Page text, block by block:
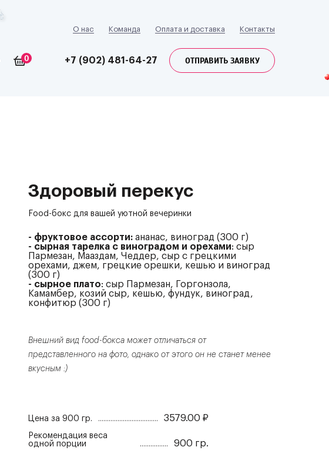
0
О нас Команда Оплата и доставка Контакты
+7 (902) 481-64-27 ОТПРАВИТЬ ЗАЯВКУ
Здоровый перекус
Food-бокс для вашей уютной вечеринки
- фруктовое ассорти: ананас, виноград (300 г)
- сырная тарелка с виноградом и орехами: сыр
Пармезан, Мааздам, Чеддер, сыр с грецкими
орехами, джем, грецкие орешки, кешью и виноград
(300 г)
- сырное плато: сыр Пармезан, Горгонзола,
Камамбер, козий сыр, кешью, фундук, виноград,
конфитюр (300 г)
Внешний вид food-бокса может отличаться от
представленного на фото, однако от этого он не станет менее
вкусным :)
Цена за 900 гр. 3579.00 ₽
Рекомендация веса
одной порции
900 гр.